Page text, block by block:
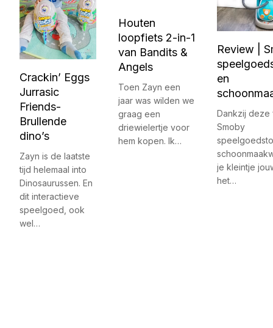
Crackin’ Eggs
Jurrasic
Friends-
Brullende
dino’s
Zayn is de laatste
tijd helemaal into
Dinosaurussen. En
dit interactieve
speelgoed, ook
wel…
Houten
loopfiets 2-in-1
van Bandits &
Angels
Toen Zayn een
jaar was wilden we
graag een
driewielertje voor
hem kopen. Ik…
Review |
en
Dankzij deze
Smoby
je kleintje
het…